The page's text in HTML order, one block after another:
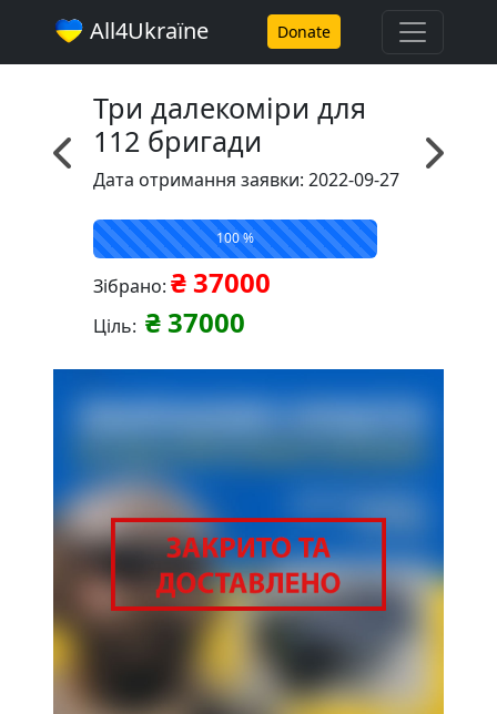
All4Ukraїne Donate
Три далекоміри для
112 бригади
Дата отримання заявки: 2022-09-27
100 %
Зібрано: ₴ 37000
Ціль: ₴ 37000